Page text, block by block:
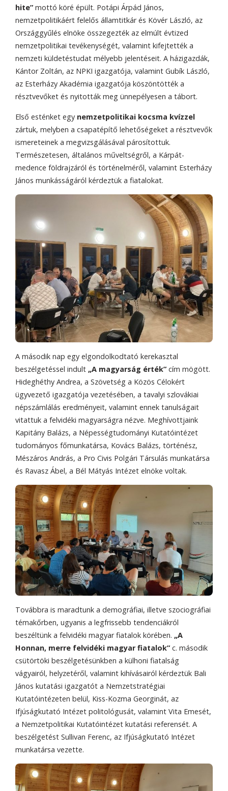
hite” mottó köré épült. Potápi Árpád János,
nemzetpolitikáért felelős államtitkár és Kövér László, az
Országgyűlés elnöke összegezték az elmúlt évtized
nemzetpolitikai tevékenységét, valamint kifejtették a
nemzeti küldetéstudat mélyebb jelentéseit. A házigazdák,
Kántor Zoltán, az NPKI igazgatója, valamint Gubík László,
az Esterházy Akadémia igazgatója köszöntötték a
résztvevőket és nyitották meg ünnepélyesen a tábort.
Első esténket egy nemzetpolitikai kocsma kvízzel
zártuk, melyben a csapatépítő lehetőségeket a résztvevők
ismereteinek a megvizsgálásával párosítottuk.
Természetesen, általános műveltségről, a Kárpát-
medence földrajzáról és történelméről, valamint Esterházy
János munkásságáról kérdeztük a fiatalokat.
A második nap egy elgondolkodtató kerekasztal
beszélgetéssel indult „A magyarság érték” cím mögött.
Hideghéthy Andrea, a Szövetség a Közös Célokért
ügyvezető igazgatója vezetésében, a tavalyi szlovákiai
népszámlálás eredményeit, valamint ennek tanulságait
vitattuk a felvidéki magyarságra nézve. Meghívottjaink
Kapitány Balázs, a Népességtudományi Kutatóintézet
tudományos főmunkatársa, Kovács Balázs, történész,
Mészáros András, a Pro Civis Polgári Társulás munkatársa
és Ravasz Ábel, a Bél Mátyás Intézet elnöke voltak.
Továbbra is maradtunk a demográfiai, illetve szociográfiai
témakőrben, ugyanis a legfrissebb tendenciákról
beszéltünk a felvidéki magyar fiatalok körében. „A
Honnan, merre felvidéki magyar fiatalok” c. második
csütörtöki beszélgetésünkben a külhoni fiatalság
vágyairól, helyzetéről, valamint kihívásairól kérdeztük Bali
János kutatási igazgatót a Nemzetstratégiai
Kutatóintézeten belül, Kiss-Kozma Georginát, az
Ifjúságkutató Intézet politológusát, valamint Vita Emesét,
a Nemzetpolitikai Kutatóintézet kutatási referensét. A
beszélgetést Sullivan Ferenc, az Ifjúságkutató Intézet
munkatársa vezette.